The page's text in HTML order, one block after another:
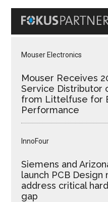
Mouser Electronics
Mouser Receives
Service Distributor
from Littelfuse for
Performance
InnoFour
Siemens and
launch PCB
address critical
gap